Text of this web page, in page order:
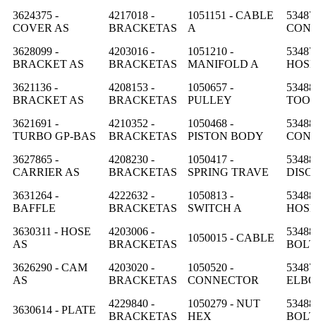
3624375 -
COVER AS
4217018 -
BRACKETAS
1051151 - CABLE
A
3628099 -
BRACKET AS
4203016 -
BRACKETAS
1051210 -
MANIFOLD A
HOSE
3621136 -
BRACKET AS
4208153 -
BRACKETAS
1050657 -
PULLEY
3621691 -
TURBO GP-BAS
4210352 -
BRACKETAS
1050468 -
PISTON BODY
3627865 -
CARRIER AS
4208230 -
BRACKETAS
1050417 -
SPRING TRAVE
DISC
3631264 -
BAFFLE
4222632 -
BRACKETAS
1050813 -
SWITCH A
HOSE
3630311 - HOSE
AS
4203006 -
BRACKETAS
1050015 - CABLE
BOLT
3626290 - CAM
AS
4203020 -
BRACKETAS
1050520 -
CONNECTOR
3630614 - PLATE
4229840 -
BRACKETAS
1050279 - NUT
HEX
BOLT